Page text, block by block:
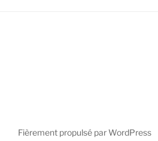
Fièrement propulsé par WordPress